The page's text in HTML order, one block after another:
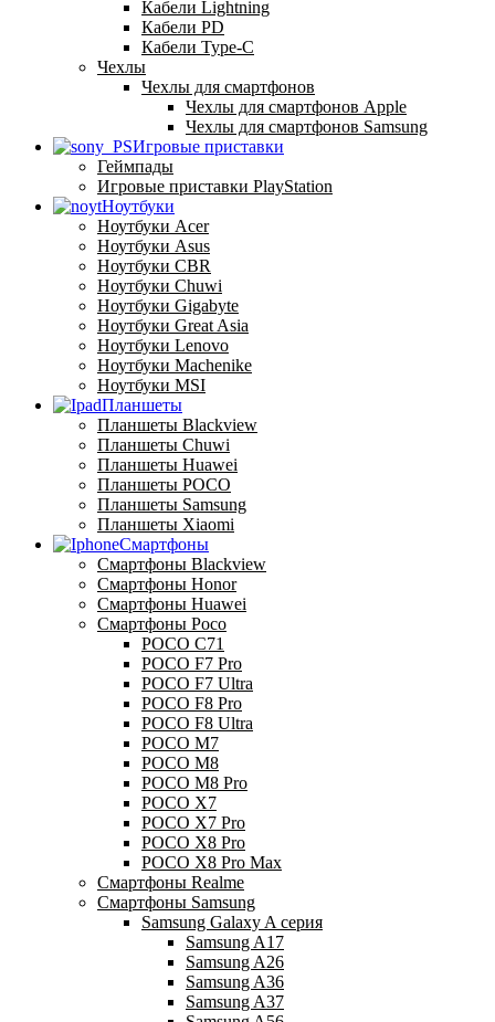
Кабели Lightning
Кабели PD
Кабели Type-C
Чехлы
Чехлы для смартфонов
Чехлы для смартфонов Apple
Чехлы для смартфонов Samsung
Игровые приставки
Геймпады
Игровые приставки PlayStation
Ноутбуки
Ноутбуки Acer
Ноутбуки Asus
Ноутбуки CBR
Ноутбуки Chuwi
Ноутбуки Gigabyte
Ноутбуки Great Asia
Ноутбуки Lenovo
Ноутбуки Machenike
Ноутбуки MSI
Планшеты
Планшеты Blackview
Планшеты Chuwi
Планшеты Huawei
Планшеты POCO
Планшеты Samsung
Планшеты Xiaomi
Смартфоны
Смартфоны Blackview
Смартфоны Honor
Смартфоны Huawei
Смартфоны Poco
POCO C71
POCO F7 Pro
POCO F7 Ultra
POCO F8 Pro
POCO F8 Ultra
POCO M7
POCO M8
POCO M8 Pro
POCO X7
POCO X7 Pro
POCO X8 Pro
POCO X8 Pro Max
Смартфоны Realme
Смартфоны Samsung
Samsung Galaxy A серия
Samsung A17
Samsung A26
Samsung A36
Samsung A37